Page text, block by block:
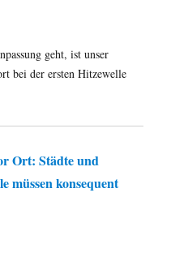
geht, ist unser
bei der ersten Hitzewelle
Ort: Städte und
müssen konsequent